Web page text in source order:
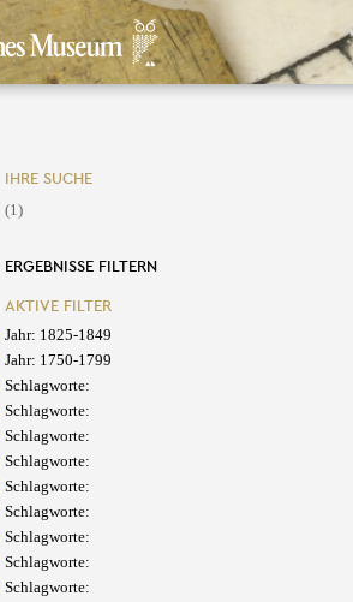
IHRE SUCHE
(1)
ERGEBNISSE FILTERN
AKTIVE FILTER
Jahr: 1825-1849
Jahr: 1750-1799
Schlagworte:
Schlagworte:
Schlagworte:
Schlagworte:
Schlagworte:
Schlagworte:
Schlagworte:
Schlagworte:
Schlagworte: